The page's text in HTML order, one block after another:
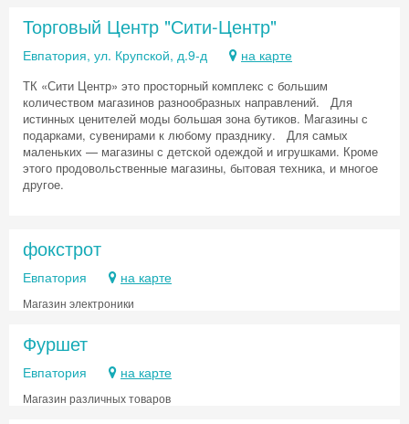
Торговый Центр "Сити-Центр"
Евпатория, ул. Крупской, д.9-д на карте
ТК «Сити Центр» это просторный комплекс с большим
количеством магазинов разнообразных направлений. Для
истинных ценителей моды большая зона бутиков. Магазины с
подарками, сувенирами к любому празднику. Для самых
маленьких — магазины с детской одеждой и игрушками. Кроме
этого продовольственные магазины, бытовая техника, и многое
другое.
фокстрот
Евпатория на карте
Магазин электроники
Фуршет
Евпатория на карте
Магазин различных товаров